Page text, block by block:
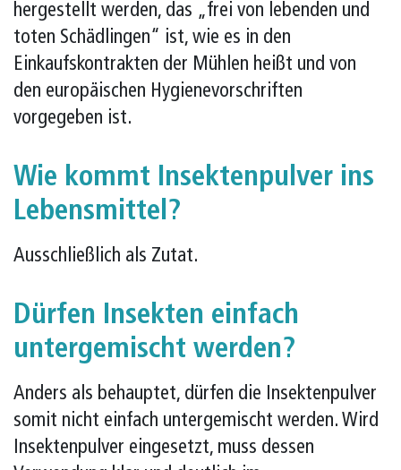
hergestellt werden, das „frei von lebenden und
toten Schädlingen“ ist, wie es in den
Einkaufskontrakten der Mühlen heißt und von
den europäischen Hygienevorschriften
vorgegeben ist.
Wie kommt Insektenpulver ins
Lebensmittel?
Ausschließlich als Zutat.
Dürfen Insekten einfach
untergemischt werden?
Anders als behauptet, dürfen die Insektenpulver
somit nicht einfach untergemischt werden. Wird
Insektenpulver eingesetzt, muss dessen